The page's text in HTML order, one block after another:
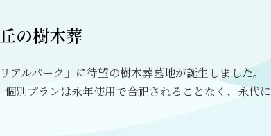
の樹木葬
ルパーク」に待望の樹木葬墓地が誕生しました。
別プランは永年使用で合祀されることなく、永代に